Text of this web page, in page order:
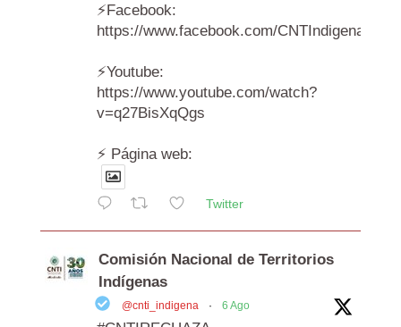
⚡️Facebook:
https://www.facebook.com/CNTIndigenas/
⚡️Youtube:
https://www.youtube.com/watch?
v=q27BisXqQgs
⚡️ Página web:
Twitter
Comisión Nacional de Territorios
Indígenas
@cnti_indigena · 6 Ago